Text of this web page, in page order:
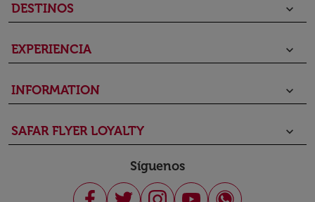
DESTINOS keyboard_arrow_down
EXPERIENCIA keyboard_arrow_down
INFORMATION keyboard_arrow_down
SAFAR FLYER LOYALTY keyboard_arrow_down
Síguenos